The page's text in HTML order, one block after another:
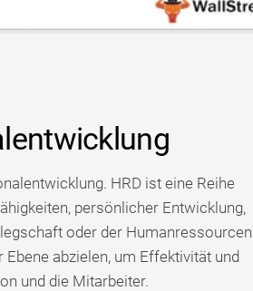
HRD ist eine Reihe
persönlicher Entwicklung,
oder der Humanressourcen
abzielen, um Effektivität und
und die Mitarbeiter.